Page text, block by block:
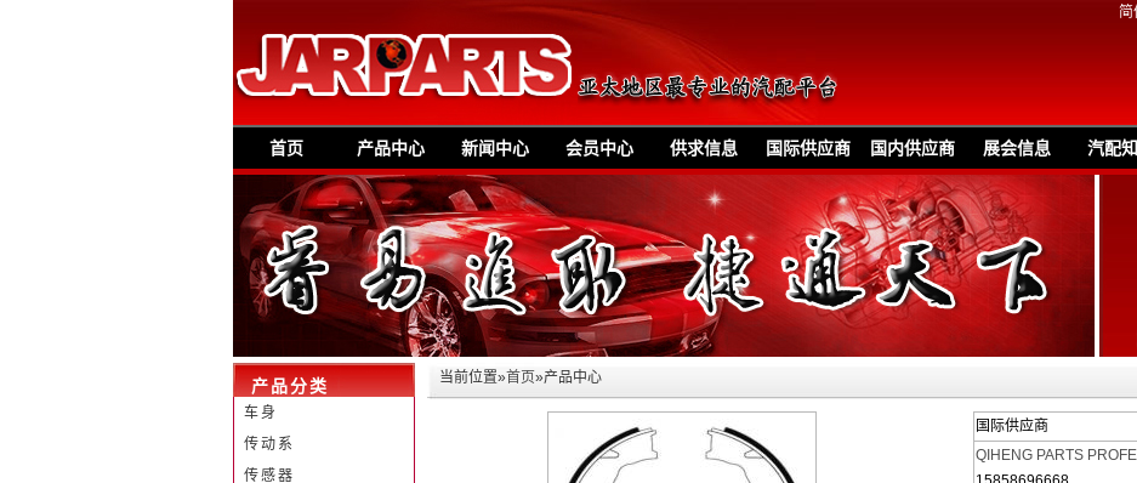
简
首页 产品中心 新闻中心 会员中心 供求信息 国际供应商 国内供应商 展会信息 汽配
当前位置»首页»产品中心
国际供应商
QIHENG PARTS
产品分类
车身
传动系
传感器